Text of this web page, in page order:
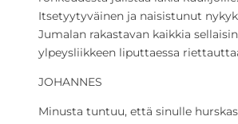
Itsetyytyväinen ja naisistunut
Jumalan rakastavan kaikkia
ylpeysliikkeen liputtaessa
JOHANNES
Minusta tuntuu, että sinulle hurskas